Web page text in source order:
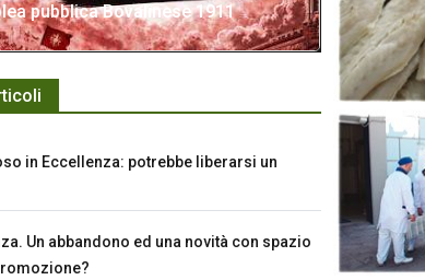
pubblica Bovalinese 1911
in Eccellenza: potrebbe liberarsi un
Un abbandono ed una novità con spazio